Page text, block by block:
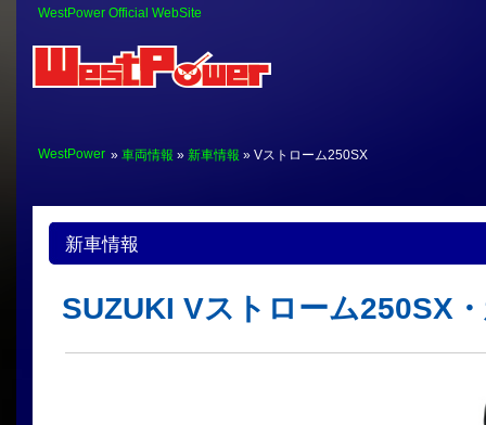
WestPower Official WebSite
WestPower » 車両情報 » 新車情報 » Vストローム250SX
新車情報
SUZUKI Vストローム250SX